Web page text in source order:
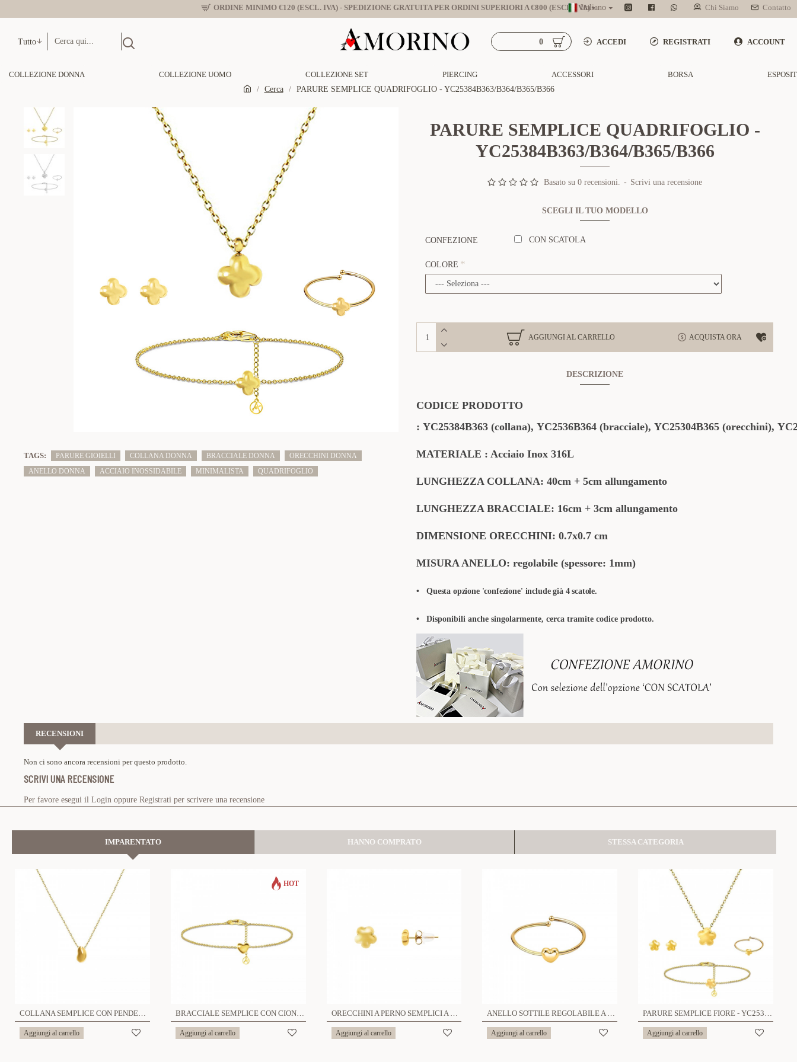
ORDINE MINIMO €120 (ESCL. IVA) - SPEDIZIONE GRATUITA PER ORDINI SUPERIORI A €800 (ESCL. IVA)Italiano Chi Siamo Contatto
Tutto ACCEDI REGISTRATI ACCOUNT
0
COLLEZIONE DONNA COLLEZIONE UOMO COLLEZIONE SET PIERCING ACCESSORI BORSA
Cerca
PARURE SEMPLICE QUADRIFOGLIO - YC25384B363/B364/B365/B366
TAGS: PARURE GIOIELLI COLLANA DONNA BRACCIALE DONNA
ORECCHINI DONNA
ANELLO DONNA
ACCIAIO INOSSIDABILE MINIMALISTA QUADRIFOGLIO
PARURE SEMPLICE QUADRIFOGLIO -
YC25384B363/B364/B365/B366
Basato su 0 recensioni. - Scrivi una recensione
SCEGLI IL TUO MODELLO
CONFEZIONE CON SCATOLA
COLORE
AGGIUNGI AL CARRELLO ACQUISTA ORA
DESCRIZIONE
CODICE PRODOTTO
: YC25384B363 (collana), YC2536B364 (bracciale), YC25304B365 (orecchini),
MATERIALE : Acciaio Inox 316L
LUNGHEZZA COLLANA: 40cm + 5cm allungamento
LUNGHEZZA BRACCIALE: 16cm + 3cm allungamento
DIMENSIONE ORECCHINI: 0.7x0.7 cm
MISURA ANELLO: regolabile (spessore: 1mm)
• Questa opzione 'confezione' include già 4 scatole.
• Disponibili anche singolarmente, cerca tramite codice prodotto.
RECENSIONI
Non ci sono ancora recensioni per questo prodotto.
SCRIVI UNA RECENSIONE
Per favore esegui il Login oppure Registrati per scrivere una recensione
IMPARENTATO HANNO COMPRATO STESSA CATEGORIA
COLLANA SEMPLICE CON PENDENTE A DIVERSA FORMA - YC25384B359/363/367/379
Aggiungi al carrello
HOT
BRACCIALE SEMPLICE CON CIONDOLO CENTRALE A DIVERSA FORMA - YC2536B360/364/368/380
Aggiungi al carrello
ORECCHINI A PERNO SEMPLICI A DIVERSA FORMA - YC25304B361/365/369/381
Aggiungi al carrello
ANELLO SOTTILE REGOLABILE A DIVERSA FORMA - YC2528B362/366/370/382
Aggiungi al carrello
PARURE SEMPLICE FIORE - YC25384B359/B360/B361/B362
Aggiungi al carrello